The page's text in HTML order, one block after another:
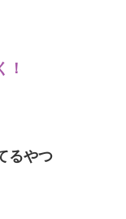
！
るやつ